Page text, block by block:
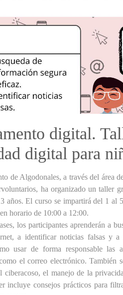
digital.
digital para
de Algodonales, a través del área
ha organizado un taller
años. El curso se impartirá del 1 al
horario de 10:00 a 12:00.
los participantes aprenderán a
a identificar noticias falsas y a
usar de forma responsable las
el correo electrónico. También
ciberacoso, el manejo de la
incluye consejos prácticos para